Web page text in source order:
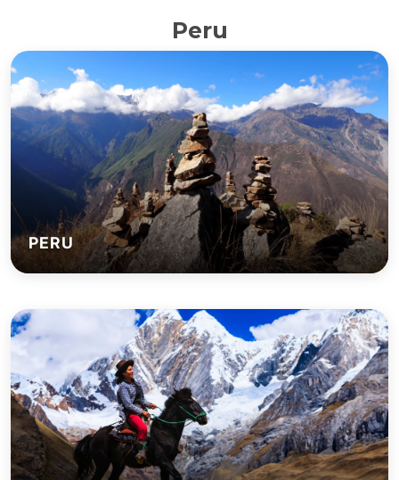
Peru
PERU